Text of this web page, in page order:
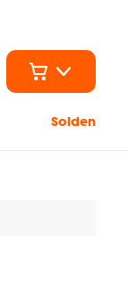
Solden